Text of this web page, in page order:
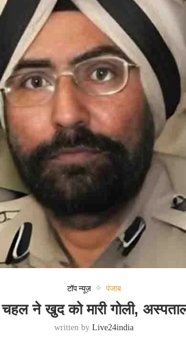
टॉप न्यूज़ पंजाब
ने खुद को मारी गोली,
written by Live24india